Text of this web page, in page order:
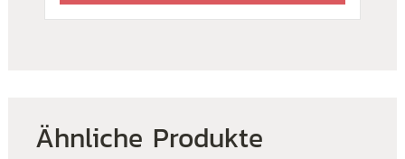
Ähnliche Produkte